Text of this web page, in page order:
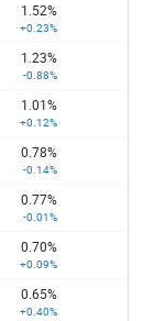
1.52%
+0.23%
1.23%
-0.88%
1.01%
+0.12%
0.78%
-0.14%
0.77%
-0.01%
0.70%
+0.09%
0.65%
+0.40%